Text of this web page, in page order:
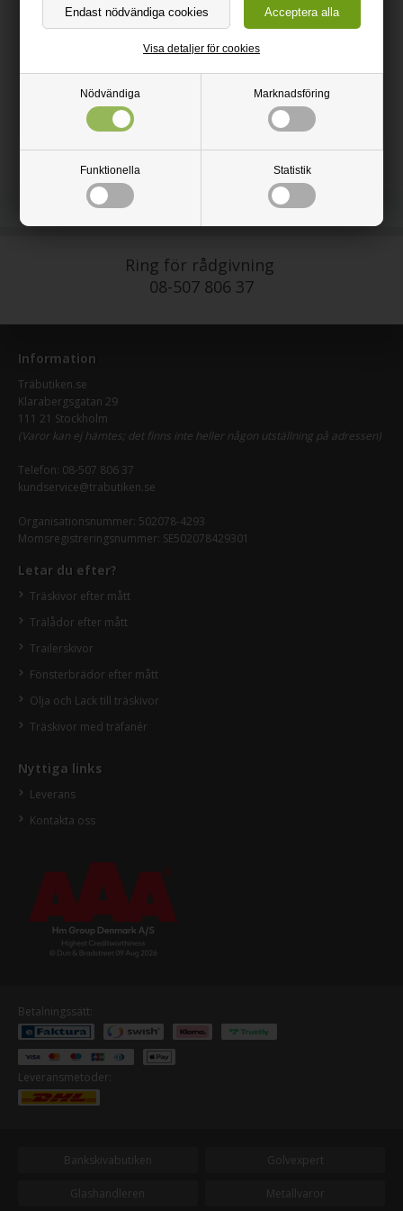
Nödvändiga Marknadsföring
Funktionella Statistik
Visa detaljer för cookies
• Specialutvecklad fläckborttagning till trä, speciellt mjuka träslag
• Rengör fläckar från t.ex. kaffe, rödvin och fett
Torktid: 2 timmar
Verktyg: Handborste
Ring för rådgivning
08-507 806 37
Information
Träbutiken.se
Klarabergsgatan 29
111 21 Stockholm
(Varor kan ej hämtes; det finns inte heller någon utställning på adressen)
Telefon: 08-507 806 37
kundservice@trabutiken.se
Organisationsnummer: 502078-4293
Momsregistreringsnummer: SE502078429301
Letar du efter?
Träskivor efter mått
Trälådor efter mått
Trailerskivor
Fönsterbrädor efter mått
Olja och Lack till träskivor
Träskivor med träfanér
Nyttiga links
Leverans
Kontakta oss
Betalningssätt:
Leveransmetoder:
Bankskivabutiken Golvexpert
Glashandleren Metallvaror